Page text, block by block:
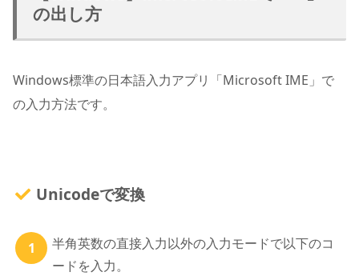
の出し方
Windows標準の日本語入力アプリ「Microsoft IME」で
の入力方法です。
Unicodeで変換
半角英数の直接入力以外の入力モードで以下のコ
ードを入力。